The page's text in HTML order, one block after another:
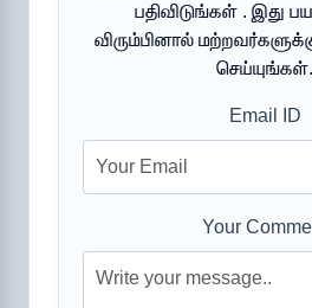
பதிவிடுங்கள் . இது
விரும்பினால்
செய்யுங்கள்.
Email ID
Your